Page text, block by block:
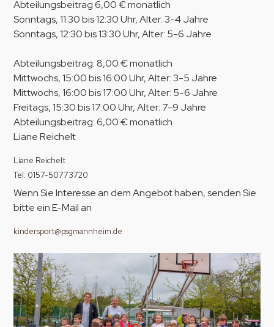
Abteilungsbeitrag 6,00 € monatlich
Sonntags, 11:30 bis 12:30 Uhr, Alter: 3-4 Jahre
Sonntags, 12:30 bis 13:30 Uhr, Alter: 5-6 Jahre
Abteilungsbeitrag: 8,00 € monatlich
Mittwochs, 15:00 bis 16:00 Uhr, Alter: 3-5 Jahre
Mittwochs, 16:00 bis 17:00 Uhr, Alter: 5-6 Jahre
Freitags, 15:30 bis 17:00 Uhr, Alter: 7-9 Jahre
Abteilungsbeitrag: 6,00 € monatlich
Liane Reichelt
Liane Reichelt
Tel: 0157-50773720
Wenn Sie Interesse an dem Angebot haben, senden Sie
bitte ein E-Mail an
kindersport@psgmannheim.de